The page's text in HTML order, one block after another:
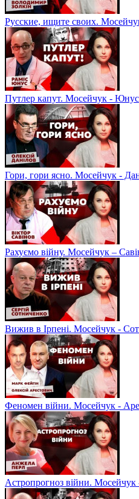
Русские, ищите своих.
Путлер капут. Мосейчук - Юнус
Гори, гори ясно. Мосейчук -
Рахуємо війну. Мосейчук –
Вижив в Ірпені. Мосейчук -
Феномен війни. Мосейчук -
Астропрогноз війни.